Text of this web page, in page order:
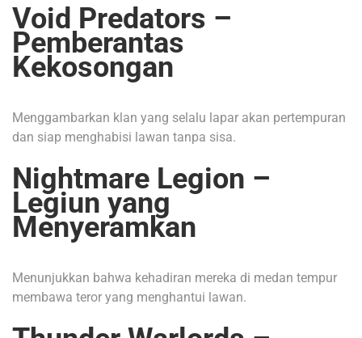
Void Predators –
Pemberantas
Kekosongan
Menggambarkan klan yang selalu lapar akan pertempuran
dan siap menghabisi lawan tanpa sisa.
Nightmare Legion –
Legiun yang
Menyeramkan
Menunjukkan bahwa kehadiran mereka di medan tempur
membawa teror yang menghantui lawan.